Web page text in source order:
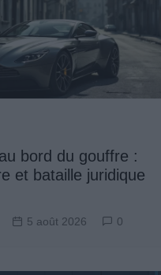
bord du gouffre :
et bataille juridique
5 août 2026 0